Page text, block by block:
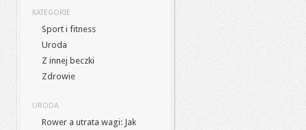
KATEGORIE
Sport i fitness
Uroda
Z innej beczki
Zdrowie
URODA
Rower a utrata wagi: Jak